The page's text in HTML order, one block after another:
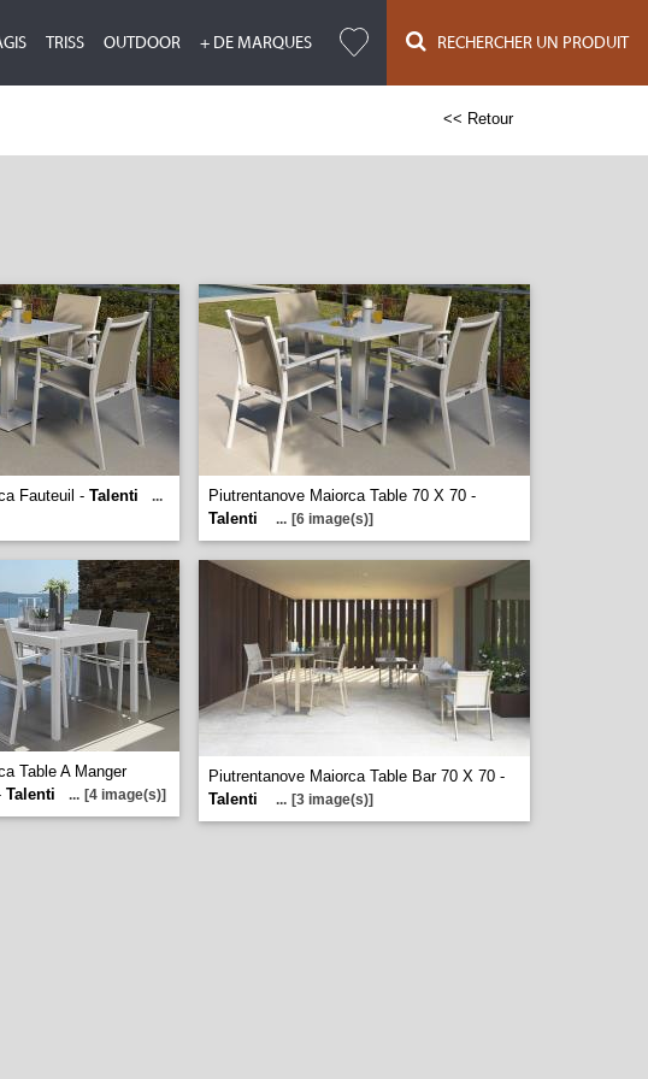
TRISS OUTDOOR + DE MARQUES RECHERCHER UN PRODUIT
<< Retour
Fauteuil - Talenti
...
Piutrentanove Maiorca Table 70 X 70 -
Talenti
... [6 image(s)]
Table A Manger
Talenti ... [4 image(s)]
Piutrentanove Maiorca Table Bar 70 X 70 -
Talenti
... [3 image(s)]